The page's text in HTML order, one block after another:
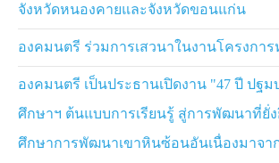
โดยกรมประมง ในศูนย์พัฒนาการเกษตรภู
ศรีสะเกษ
จากนั้น องคมนตรี เปิดงานการนำคู่มือการ
โครงการอันเนื่องมาจากพระราชดำริเชิง
กระบวนการ One Plan มาสนับสนุนการดำ
ในพื้นที่ภาคตะวันออกเฉียงเหนือ ซึ่งสำนัก
จังหวัดหนองคายและจังหวัดขอนแก่น
องคมนตรี ร่วมการเสวนาในงานโครงการ
องคมนตรี เป็นประธานเปิดงาน "47 ปี ปฐ
ศึกษาฯ ต้นแบบการเรียนรู้ สู่การพัฒนาที่ยั่
ศึกษาการพัฒนาเขาหินซ้อนอันเนื่องมาจา